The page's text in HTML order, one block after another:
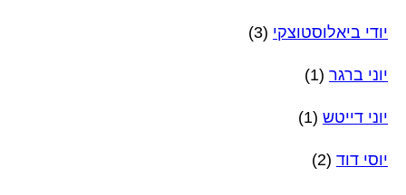
יודי ביאלוסטוצקי (3)
יוני ברגר (1)
יוני דייטש (1)
יוסי דוד (2)